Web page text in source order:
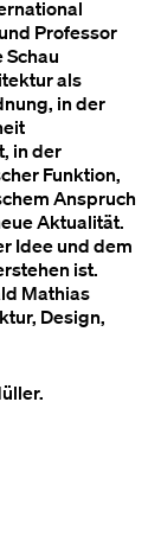
Professor
Schau
als
in der
in der
Funktion,
Anspruch
Aktualität.
Idee und dem
ist.
Mathias
Design,